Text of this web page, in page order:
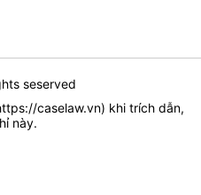
seserved
caselaw.vn) khi trích dẫn,
này.